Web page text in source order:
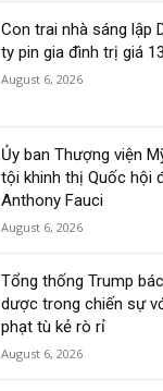
Con trai nhà sáng lập
ty pin gia đình trị giá
August 6, 2026
Ủy ban Thượng viện
tội khinh thị Quốc hội
Anthony Fauci
August 6, 2026
Tổng thống Trump
dược trong chiến sự
phạt tù kẻ rò rỉ
August 6, 2026